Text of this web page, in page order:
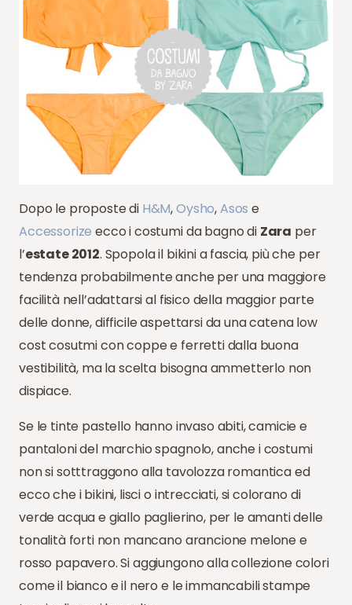
Dopo le proposte di H&M,Oysho,Asos e
Accessorize ecco i costumi da bagno di Zara per
l’estate 2012. Spopola il bikini a fascia, più che per
tendenza probabilmente anche per una maggiore
facilità nell’adattarsi al fisico della maggior parte
delle donne, difficile aspettarsi da una catena low
cost cosutmi con coppe e ferretti dalla buona
vestibilità, ma la scelta bisogna ammetterlo non
dispiace.
Se le tinte pastello hanno invaso abiti, camicie e
pantaloni del marchio spagnolo, anche i costumi
non si sotttraggono alla tavolozza romantica ed
ecco che i bikini, lisci o intrecciati, si colorano di
verde acqua e giallo paglierino, per le amanti delle
tonalità forti non mancano arancione melone e
rosso papavero. Si aggiungono alla collezione colori
come il bianco e il nero e le immancabili stampe